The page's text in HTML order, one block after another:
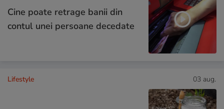
Cine poate retrage banii din
contul unei persoane decedate
Lifestyle 03 aug.